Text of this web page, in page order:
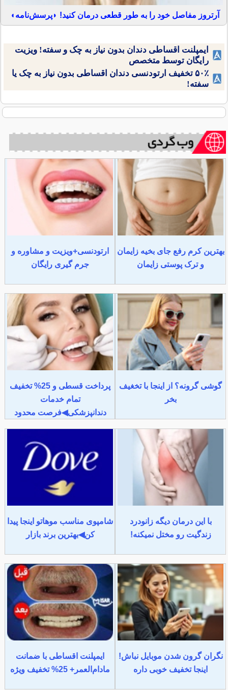
آرتروز مفاصل خود را به طور قطعی درمان کنید! ◗پرسش‌نامه◖
ایمپلنت اقساطی دندان بدون نیاز به چک و سفته! ویزیت
رایگان توسط متخصص
۵۰٪ تخفیف ارتودنسی دندان اقساطی بدون نیاز به چک یا
سفته!
بهترین کرم رفع جای بخیه زایمان
و ترک پوستی زایمان
ارتودنسی+ویزیت و مشاوره و
جرم گیری رایگان
گوشی گرونه؟ از اینجا با تخغیف
بخر
پرداخت قسطی و 25% تخفیف
تمام خدمات
دندانپزشکی◀فرصت محدود
با این درمان دیگه زانودرد
زندگیت رو مختل نمیکنه!
شامپوی مناسب موهاتو اینجا پیدا
کن◀بهترین برند بازار
نگران گرون شدن موبایل نباش!
اینجا تخفیف خوبی داره
ایمپلنت اقساطی با ضمانت
مادام‌العمر+ 25% تخفیف ویژه